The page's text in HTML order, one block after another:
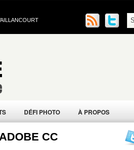
DÉFI PHOTO À PROPOS
CC